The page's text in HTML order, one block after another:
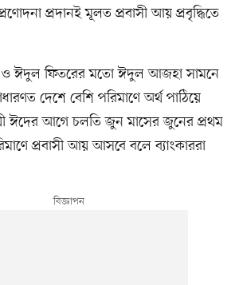
প্রদানই মূলত প্রবাসী আয় প্রবৃদ্ধিতে
ও ঈদুল ফিতরের মতো ঈদুল আজহা সামনে
দেশে বেশি পরিমাণে অর্থ পাঠিয়ে
ঈদের আগে চলতি জুন মাসের জুনের প্রথম
প্রবাসী আয় আসবে বলে ব্যাংকাররা